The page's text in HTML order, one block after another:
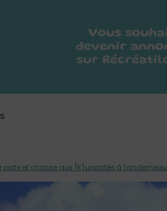
piste et chasse aux [K]uriosités à Landerneau